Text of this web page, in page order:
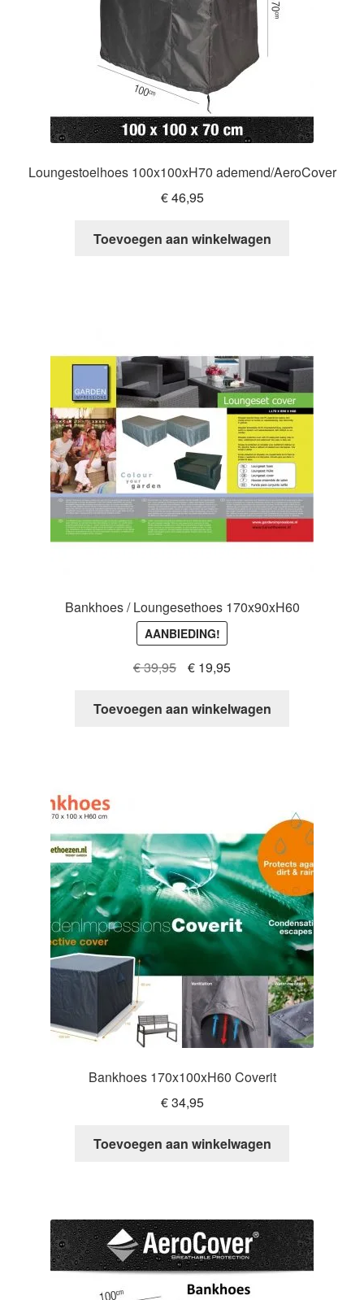
Loungestoelhoes 100x100xH70 ademend/AeroCover
€46,95
Toevoegen aan winkelwagen
Bankhoes / Loungesethoes 170x90xH60
AANBIEDING!
€39,95
Oorspronkelijke
was:
€19,95Huidige
is:
Toevoegen aan winkelwagen
Bankhoes 170x100xH60 Coverit
€34,95
Toevoegen aan winkelwagen